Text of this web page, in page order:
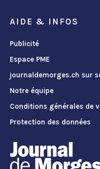
AIDE & INFOS
Publicité
Espace PME
journaldemorges.ch sur
Notre équipe
Conditions générales de
Protection des données